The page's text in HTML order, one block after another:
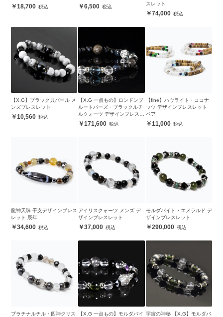
18,700 6,500
スレット
74,000
【X.G】ブラック貝パール メ
ンズブレスレット
10,560
【X.G 一点もの】ロンドンブ
ルートパーズ・ブラックルチ
ルクォーツ デザインブレスレ
ット171,600
【fine】ハウライト・ココナ
ッツ デザインブレスレット
ペア
11,000
龍神天珠 干支デザインブレス
レット 辰年
34,600
アイリスクォーツ メンズ デ
ザインブレスレット
37,000
モルダバイト・エメラルド デ
ザインブレスレット
290,000
プラチナルチル・四神クリス
【X.G 一点もの】モルダバイ
宇宙の神秘 【X.G】モルダバ